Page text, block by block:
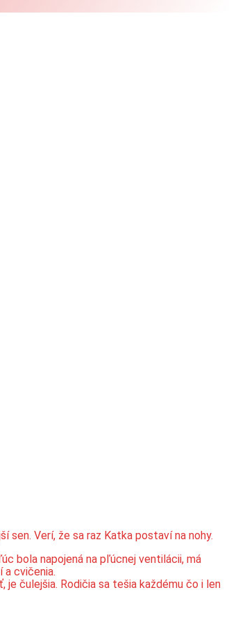
sen. Verí, že sa raz Katka postaví na nohy.
bola napojená na pľúcnej ventilácii, má
cvičenia.
čulejšia. Rodičia sa tešia každému čo i len